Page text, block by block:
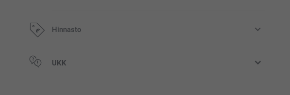
Hinnasto
Kaikki hinnat ovat euroina, sisältävät arvonlisäveron ja eivät sisällä
UKK